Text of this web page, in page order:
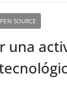
SOURCE
una